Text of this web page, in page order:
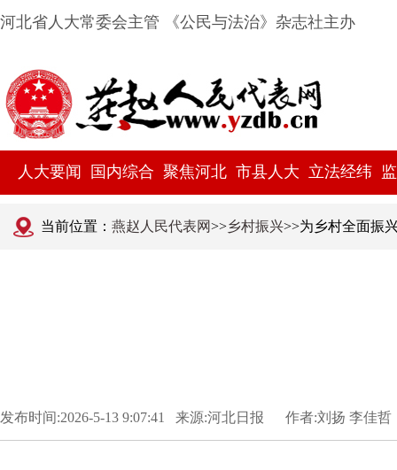
河北省人大常委会主管 《公民与法治》杂志社主办
人大要闻 国内综合 聚焦河北 市县人大 立法经纬
当前位置： 燕赵人民代表网>>乡村振兴>>为乡村全面振
发布时间:2026-5-13 9:07:41 来源:河北日报 作者:刘扬 李佳哲